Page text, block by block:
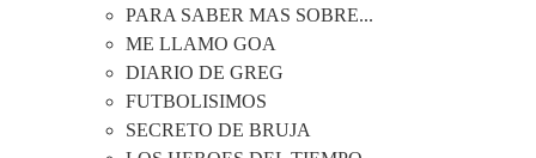
PARA SABER MAS SOBRE...
ME LLAMO GOA
DIARIO DE GREG
FUTBOLISIMOS
SECRETO DE BRUJA